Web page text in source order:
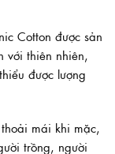
Cotton được sản
với thiên nhiên,
được lượng
mái khi mặc,
trồng, người